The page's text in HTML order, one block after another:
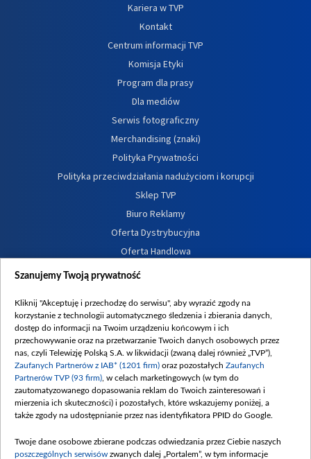
Kariera w TVP
Kontakt
Centrum informacji TVP
Komisja Etyki
Program dla prasy
Dla mediów
Serwis fotograficzny
Merchandising (znaki)
Polityka Prywatności
Polityka przeciwdziałania nadużyciom i korupcji
Sklep TVP
Biuro Reklamy
Oferta Dystrybucyjna
Oferta Handlowa
Dostępność
Procedura zgłoszeń wewnętrznych
Szanujemy Twoją prywatność
Kliknij "Akceptuję i przechodzę do serwisu", aby wyrazić zgody na
korzystanie z technologii automatycznego śledzenia i zbierania danych,
dostęp do informacji na Twoim urządzeniu końcowym i ich
przechowywanie oraz na przetwarzanie Twoich danych osobowych przez
nas, czyli Telewizję Polską S.A. w likwidacji (zwaną dalej również „TVP”),
Zaufanych Partnerów z IAB* (1201 firm) oraz pozostałych Zaufanych
Partnerów TVP (93 firm) , w celach marketingowych (w tym do
zautomatyzowanego dopasowania reklam do Twoich zainteresowań i
mierzenia ich skuteczności) i pozostałych, które wskazujemy poniżej, a
także zgody na udostępnianie przez nas identyfikatora PPID do Google.
Twoje dane osobowe zbierane podczas odwiedzania przez Ciebie naszych
poszczególnych serwisów zwanych dalej „Portalem”, w tym informacje